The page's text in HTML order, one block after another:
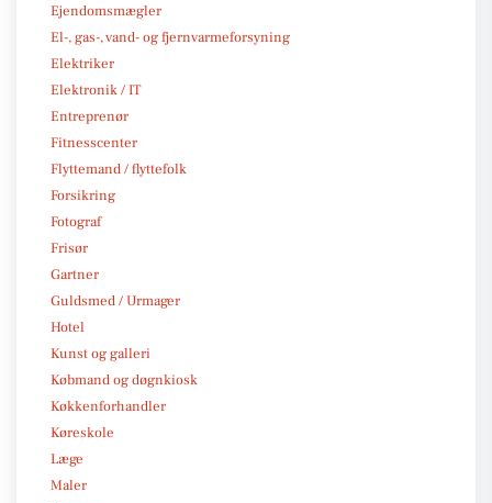
Ejendomsmægler
El-, gas-, vand- og fjernvarmeforsyning
Elektriker
Elektronik / IT
Entreprenør
Fitnesscenter
Flyttemand / flyttefolk
Forsikring
Fotograf
Frisør
Gartner
Guldsmed / Urmager
Hotel
Kunst og galleri
Købmand og døgnkiosk
Køkkenforhandler
Køreskole
Læge
Maler